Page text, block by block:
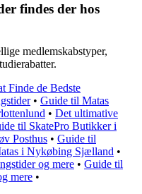
findes der hos
medlemskabstyper,
Finde de Bedste
• Guide til Matas
• Det ultimative
til SkatePro Butikker i
Posthus • Guide til
i Nykøbing Sjælland •
og mere • Guide til
mere •